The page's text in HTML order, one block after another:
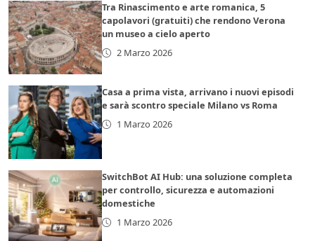
Tra Rinascimento e arte romanica, 5
capolavori (gratuiti) che rendono Verona
un museo a cielo aperto
2 Marzo 2026
Casa a prima vista, arrivano i nuovi episodi
e sarà scontro speciale Milano vs Roma
1 Marzo 2026
SwitchBot AI Hub: una soluzione completa
per controllo, sicurezza e automazioni
domestiche
1 Marzo 2026